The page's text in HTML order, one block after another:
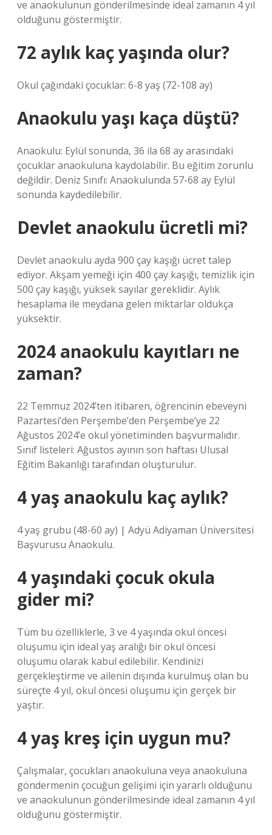
ve anaokulunun gönderilmesinde ideal zamanın 4 yıl
olduğunu göstermiştir.
72 aylık kaç yaşında olur?
Okul çağındaki çocuklar: 6-8 yaş (72-108 ay)
Anaokulu yaşı kaça düştü?
Anaokulu: Eylül sonunda, 36 ila 68 ay arasındaki
çocuklar anaokuluna kaydolabilir. Bu eğitim zorunlu
değildir. Deniz Sınıfı: Anaokulunda 57-68 ay Eylül
sonunda kaydedilebilir.
Devlet anaokulu ücretli mi?
Devlet anaokulu ayda 900 çay kaşığı ücret talep
ediyor. Akşam yemeği için 400 çay kaşığı, temizlik için
500 çay kaşığı, yüksek sayılar gereklidir. Aylık
hesaplama ile meydana gelen miktarlar oldukça
yüksektir.
2024 anaokulu kayıtları ne
zaman?
22 Temmuz 2024’ten itibaren, öğrencinin ebeveyni
Pazartesi’den Perşembe’den Perşembe’ye 22
Ağustos 2024’e okul yönetiminden başvurmalıdır.
Sınıf listeleri: Ağustos ayının son haftası Ulusal
Eğitim Bakanlığı tarafından oluşturulur.
4 yaş anaokulu kaç aylık?
4 yaş grubu (48-60 ay) | Adyü Adiyaman Üniversitesi
Başvurusu Anaokulu.
4 yaşındaki çocuk okula
gider mi?
Tüm bu özelliklerle, 3 ve 4 yaşında okul öncesi
oluşumu için ideal yaş aralığı bir okul öncesi
oluşumu olarak kabul edilebilir. Kendinizi
gerçekleştirme ve ailenin dışında kurulmuş olan bu
süreçte 4 yıl, okul öncesi oluşumu için gerçek bir
yaştır.
4 yaş kreş için uygun mu?
Çalışmalar, çocukları anaokuluna veya anaokuluna
göndermenin çocuğun gelişimi için yararlı olduğunu
ve anaokulunun gönderilmesinde ideal zamanın 4 yıl
olduğunu göstermiştir.